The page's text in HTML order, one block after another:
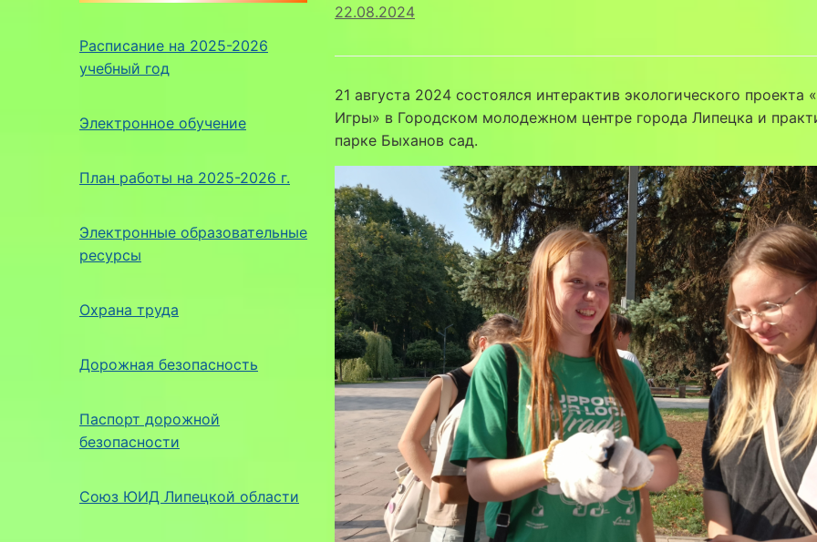
Расписание на 2025-2026
учебный год
Электронное обучение
План работы на 2025-2026 г.
Электронные образовательные
ресурсы
Охрана труда
Дорожная безопасность
Паспорт дорожной
безопасности
Союз ЮИД Липецкой области
22.08.2024
21 августа 2024 состоялся интерактив экологического проекта
Игры» в Городском молодежном центре города Липецка и
парке Быханов сад.